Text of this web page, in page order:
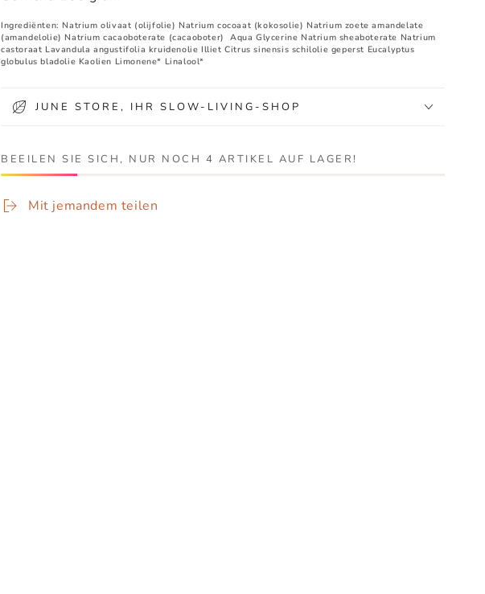
Ingrediënten: Natrium olivaat (olijfolie) Natrium cocoaat (kokosolie) Natrium zoete amandelate
(amandelolie) Natrium cacaoboterate (cacaoboter) Aqua Glycerine Natrium sheaboterate Natrium
castoraat Lavandula angustifolia kruidenolie Illiet Citrus sinensis schilolie geperst Eucalyptus
globulus bladolie Kaolien Limonene* Linalool*
JUNE STORE, IHR SLOW-LIVING-SHOP
BEEILEN SIE SICH, NUR NOCH 4 ARTIKEL AUF LAGER!
Mit jemandem teilen